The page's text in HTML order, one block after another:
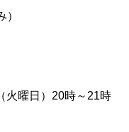
）
火曜日）20時～21時